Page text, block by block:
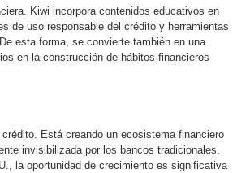
Kiwi incorpora contenidos educativos en
de uso responsable del crédito y herramientas
esta forma, se convierte también en una
en la construcción de hábitos financieros
Está creando un ecosistema financiero
invisibilizada por los bancos tradicionales.
la oportunidad de crecimiento es significativa